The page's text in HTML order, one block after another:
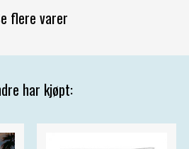
flere varer
har kjøpt: